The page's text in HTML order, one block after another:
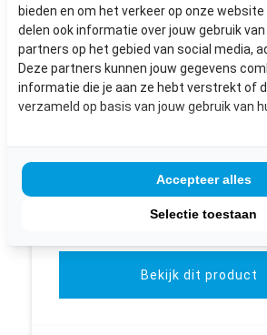
BIG BAG HOUT
Afmetingen: Kuubzag
€ 50,00
Bekijk dit product
bieden en om het verkeer op onze
delen ook informatie over jouw gebruik
partners op het gebied van social media,
Deze partners kunnen jouw gegevens
informatie die je aan ze hebt verstrekt of
verzameld op basis van jouw gebruik van
Selectie toestaan
Accepteer alles